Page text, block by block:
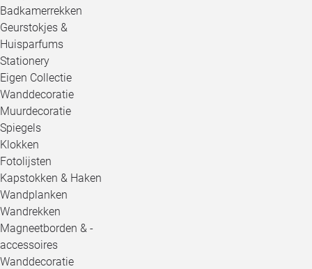
Badkamerrekken
Geurstokjes &
Huisparfums
Stationery
Eigen Collectie
Wanddecoratie
Muurdecoratie
Spiegels
Klokken
Fotolijsten
Kapstokken & Haken
Wandplanken
Wandrekken
Magneetborden & -
accessoires
Wanddecoratie